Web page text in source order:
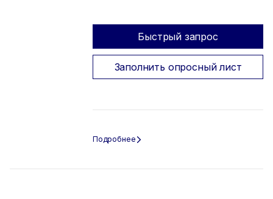
Быстрый запрос
Заполнить опросный лист